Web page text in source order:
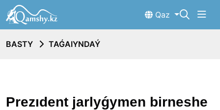
Qaz
BASTY TAǴAIYNDAÝ
Prezıdent jarlyǵymen birneshe